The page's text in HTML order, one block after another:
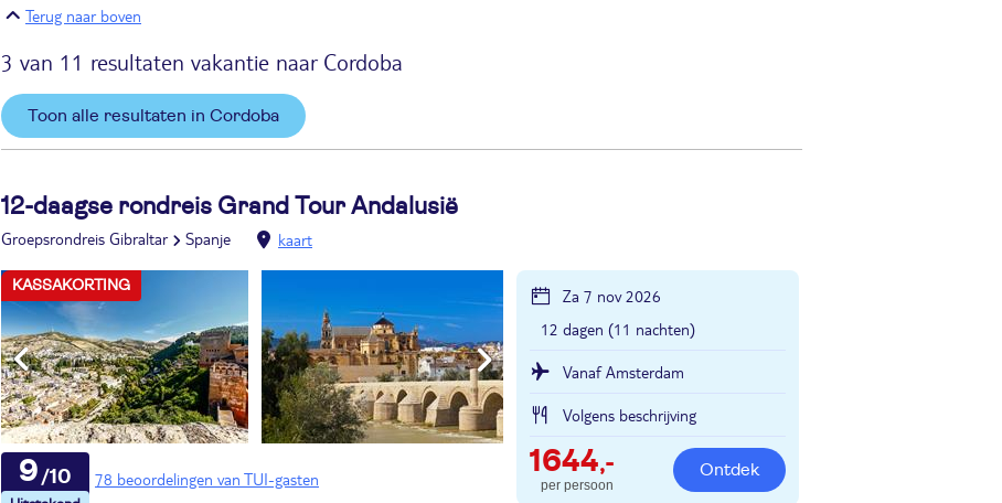
Terug naar boven
3 van 11 resultaten vakantie naar Cordoba
Toon alle resultaten in Cordoba
12-daagse rondreis Grand Tour Andalusië
Groepsrondreis Gibraltar Spanje kaart
KASSAKORTING
78 beoordelingen van TUI-gasten
9
Za 7 nov 2026
12 dagen (11 nachten)
Vanaf Amsterdam
Volgens beschrijving
1644,-
per persoon
Ontdek